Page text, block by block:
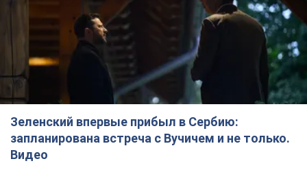
Зеленский впервые прибыл в Сербию:
запланирована встреча с Вучичем и не только.
Видео